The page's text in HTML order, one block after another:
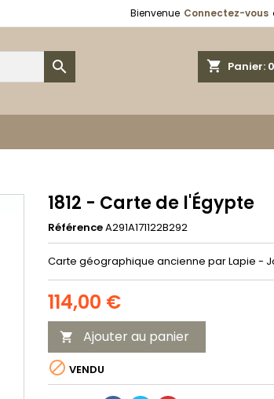
Bienvenue Connectez-vous
shopping_cart Panier: 0

1812 - Carte de l'Égypte
RéférenceA291A171122B292
Carte géographique ancienne par Lapie -
114,00 €
 Ajouter au panier
 VENDU